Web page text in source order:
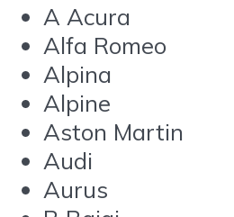
A Acura
Alfa Romeo
Alpina
Alpine
Aston Martin
Audi
Aurus